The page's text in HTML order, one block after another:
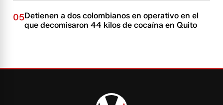
05Detienen a dos colombianos en operativo en el
que decomisaron 44 kilos de cocaína en Quito